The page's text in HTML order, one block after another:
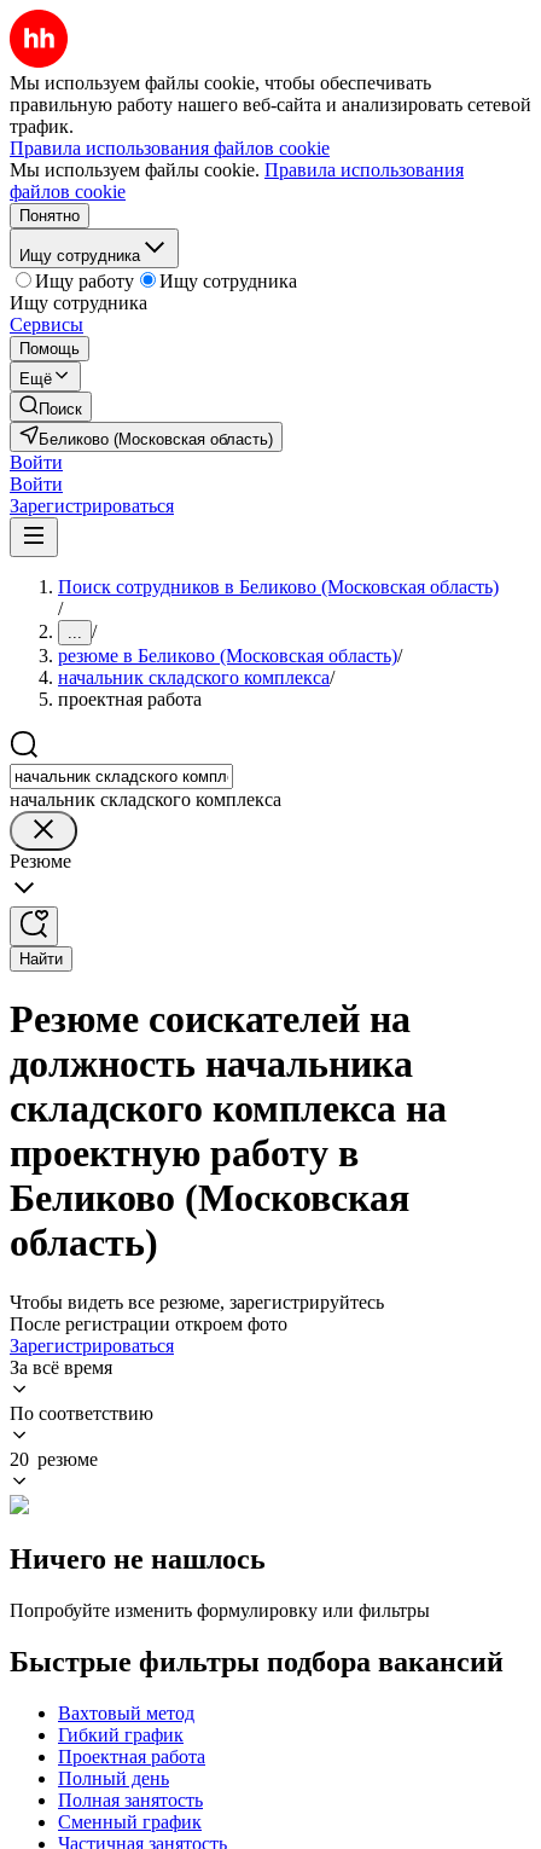
Мы используем файлы cookie, чтобы обеспечивать
правильную работу нашего веб-сайта и анализировать сетевой
трафик.
Правила использования файлов cookie
Мы используем файлы cookie. Правила использования
файлов cookie
Понятно
Ищу сотрудника
Ищу работу
Ищу сотрудника
Ищу сотрудника
Сервисы
Помощь
Ещё
Поиск
Беликово (Московская область)
Войти
Войти
Зарегистрироваться
Поиск сотрудников в Беликово (Московская область)
/
... /
резюме в Беликово (Московская область)/
начальник складского комплекса/
проектная работа
начальник складского комплекса
Резюме
Найти
Резюме соискателей на
должность начальника
складского комплекса на
проектную работу в
Беликово (Московская
область)
Чтобы видеть все резюме, зарегистрируйтесь
После регистрации откроем фото
Зарегистрироваться
За всё время
По соответствию
20 резюме
Ничего не нашлось
Попробуйте изменить формулировку или фильтры
Быстрые фильтры подбора вакансий
Вахтовый метод
Гибкий график
Проектная работа
Полный день
Полная занятость
Сменный график
Частичная занятость